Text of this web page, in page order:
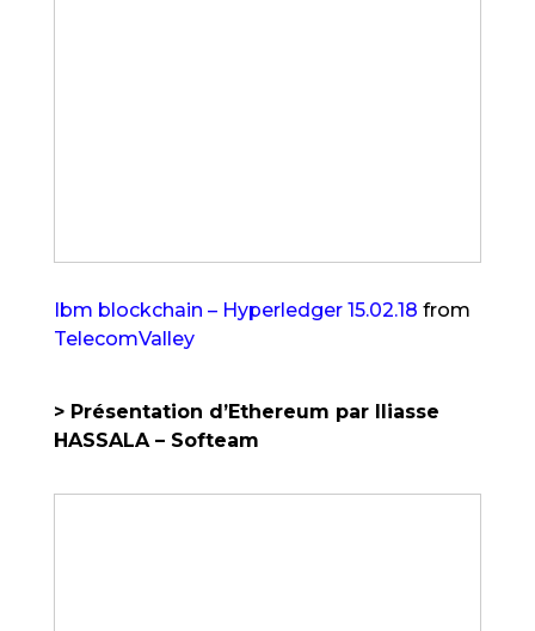
Ibm blockchain – Hyperledger 15.02.18 from
TelecomValley
> Présentation d’Ethereum par Iliasse
HASSALA – Softeam